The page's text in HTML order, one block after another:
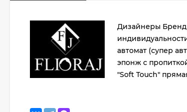
Дизайнеры Бренд
автомат (супер
эпонж с
"Soft Touch"